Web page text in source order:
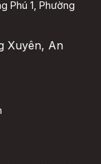
Phú 1, Phường
Xuyên, An